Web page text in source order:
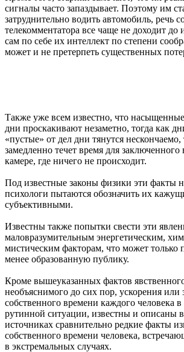
сигналы часто запаздывает. Поэтому им
затруднительно водить автомобиль, речь
телекомментатора все чаще не доходит до
сам по себе их интеллект по степени
может и не претерпеть существенных
Также уже всем известно, что
дни проскакивают незаметно, тогда как
«пустые» от дел дни тянутся нескончаемо,
замедленно течет время для
камере, где ничего не происходит.
Под известные законы физики эти факты
психологи пытаются обозначить их
субъективными.
Известны также попытки свести эти
маловразумительным энергетическим,
мистическим факторам, что может только
менее образованную публику.
Кроме вышеуказанных фактов
необъяснимого до сих пор, ускорения или
собственного времени каждого человека
рутинной ситуации, известны и описаны
источниках сравнительно редкие факты
собственного времени человека,
в экстремальных случаях.